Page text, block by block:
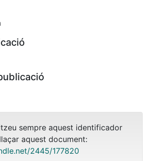
sempre aquest identificador
aquest document:
2445/177820